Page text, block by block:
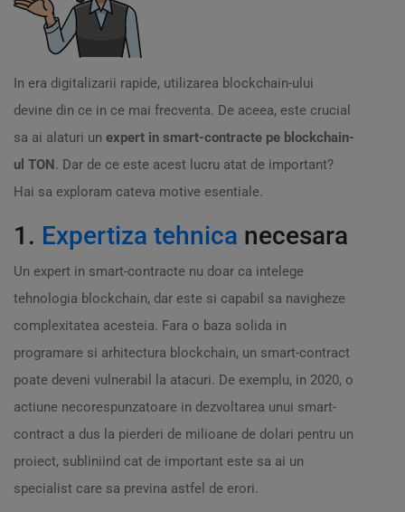
In era digitalizarii rapide, utilizarea blockchain-ului
devine din ce in ce mai frecventa. De aceea, este crucial
sa ai alaturi un expert in smart-contracte pe blockchain-
ul TON. Dar de ce este acest lucru atat de important?
Hai sa exploram cateva motive esentiale.
1. Expertiza tehnica necesara
Un expert in smart-contracte nu doar ca intelege
tehnologia blockchain, dar este si capabil sa navigheze
complexitatea acesteia. Fara o baza solida in
programare si arhitectura blockchain, un smart-contract
poate deveni vulnerabil la atacuri. De exemplu, in 2020, o
actiune necorespunzatoare in dezvoltarea unui smart-
contract a dus la pierderi de milioane de dolari pentru un
proiect, subliniind cat de important este sa ai un
specialist care sa previna astfel de erori.